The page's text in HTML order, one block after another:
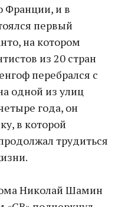
Франции, и в
первый
на котором
из 20 стран
перебрался с
одной из улиц
года, он
в которой
трудиться
Николай Шамин